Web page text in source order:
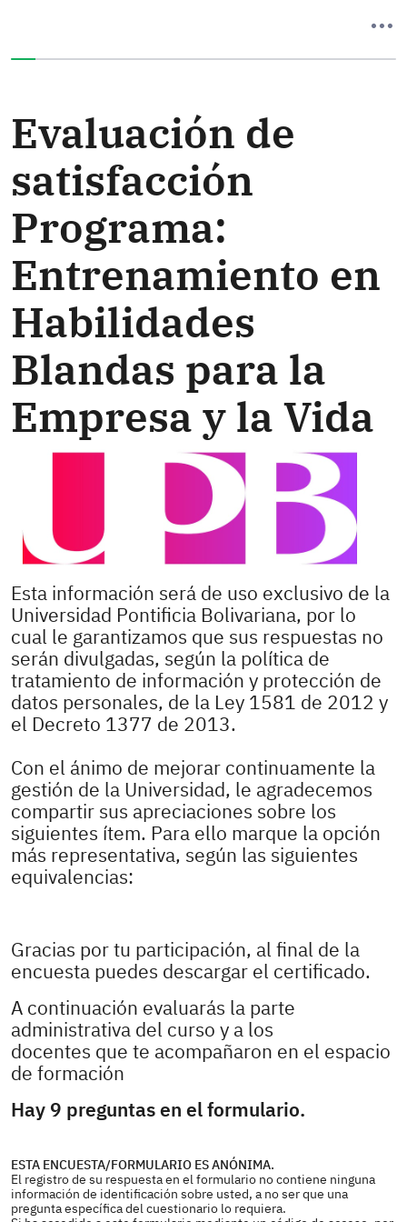
Evaluación de
satisfacción
Programa:
Entrenamiento en
Habilidades
Blandas para la
Empresa y la Vida
Esta información será de uso exclusivo de la
Universidad Pontificia Bolivariana, por lo
cual le garantizamos que sus respuestas no
serán divulgadas, según la política de
tratamiento de información y protección de
datos personales, de la Ley 1581 de 2012 y
el Decreto 1377 de 2013.
Con el ánimo de mejorar continuamente la
gestión de la Universidad, le agradecemos
compartir sus apreciaciones sobre los
siguientes ítem. Para ello marque la opción
más representativa, según las siguientes
equivalencias:
Gracias por tu participación, al final de la
encuesta puedes descargar el certificado.
A continuación evaluarás la parte
administrativa del curso y a los
docentes que te acompañaron en el espacio
de formación
Hay 9 preguntas en el formulario.
ESTA ENCUESTA/FORMULARIO ES ANÓNIMA.
El registro de su respuesta en el formulario no contiene ninguna
información de identificación sobre usted, a no ser que una
pregunta específica del cuestionario lo requiera.